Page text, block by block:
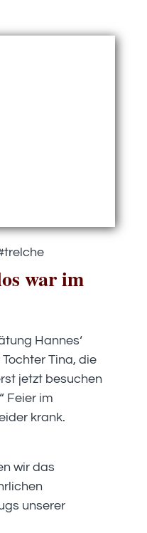
war im
Hannes‘
Tina, die
jetzt besuchen
Feier im
krank.
wir das
unserer